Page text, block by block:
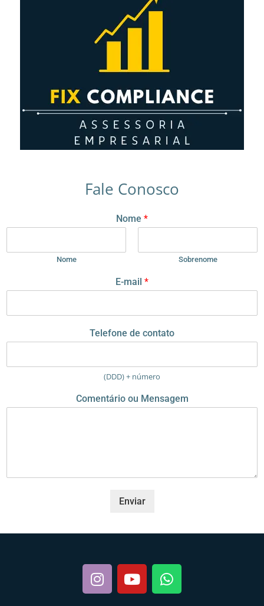
Fale Conosco
*
i
Nome *
Nome Sobrenome
E-mail *
Telefone de contato
(DDD) + número
Comentário ou Mensagem
Enviar